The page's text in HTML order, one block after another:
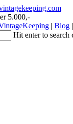
5.000,-
| Blog |
Hit enter to search